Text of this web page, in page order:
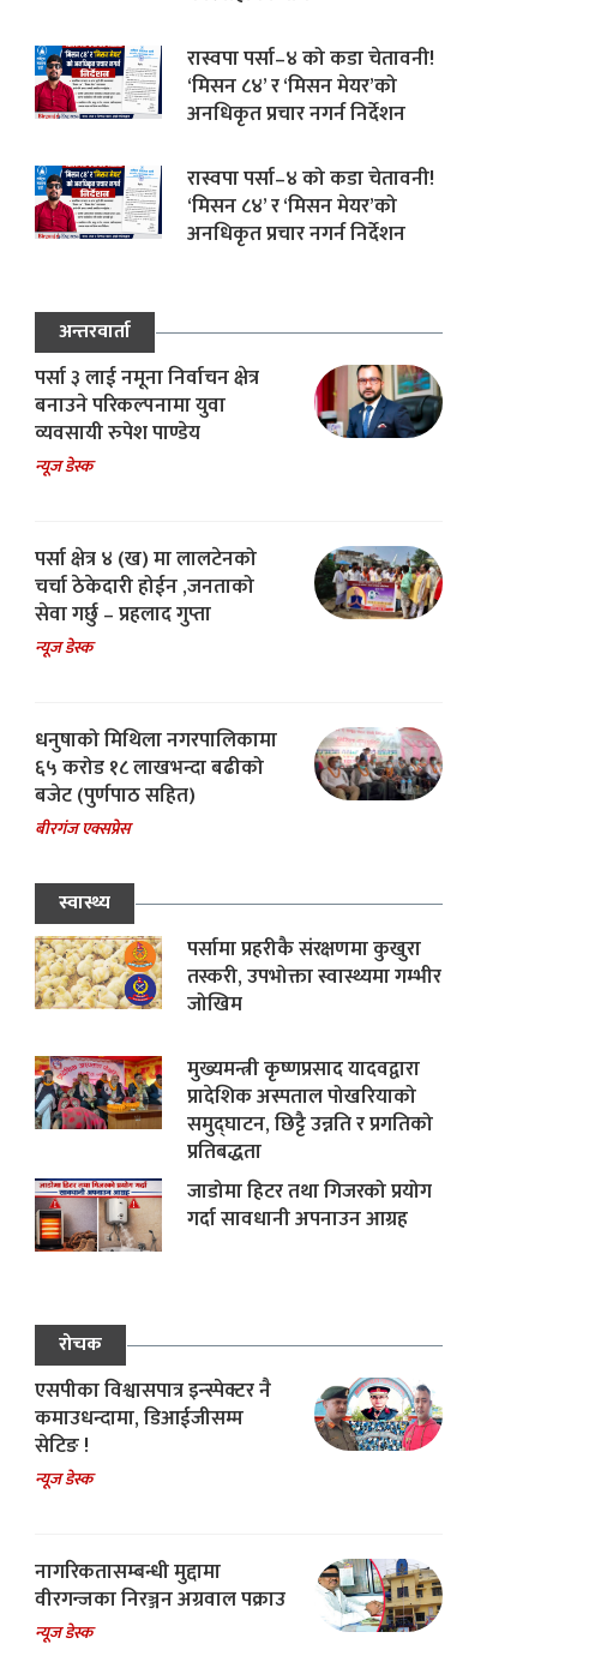
रास्वपा पर्सा–४ को कडा चेतावनी!
‘मिसन ८४’ र ‘मिसन मेयर’को
अनधिकृत प्रचार नगर्न निर्देशन
रास्वपा पर्सा–४ को कडा चेतावनी!
‘मिसन ८४’ र ‘मिसन मेयर’को
अनधिकृत प्रचार नगर्न निर्देशन
अन्तरवार्ता
पर्सा ३ लाई नमूना निर्वाचन क्षेत्र
बनाउने परिकल्पनामा युवा
व्यवसायी रुपेश पाण्डेय
न्यूज डेस्क
पर्सा क्षेत्र ४ (ख) मा लालटेनको
चर्चा ठेकेदारी होईन ,जनताको
सेवा गर्छु – प्रहलाद गुप्ता
न्यूज डेस्क
धनुषाको मिथिला नगरपालिकामा
६५ करोड १८ लाखभन्दा बढीको
बजेट (पुर्णपाठ सहित)
बीरगंज एक्सप्रेस
स्वास्थ्य
पर्सामा प्रहरीकै संरक्षणमा कुखुरा
तस्करी, उपभोक्ता स्वास्थ्यमा गम्भीर
जोखिम
मुख्यमन्त्री कृष्णप्रसाद यादवद्वारा
प्रादेशिक अस्पताल पोखरियाको
समुद्घाटन, छिट्टै उन्नति र प्रगतिको
प्रतिबद्धता
जाडोमा हिटर तथा गिजरको प्रयोग
गर्दा सावधानी अपनाउन आग्रह
रोचक
एसपीका विश्वासपात्र इन्स्पेक्टर नै
कमाउधन्दामा, डिआईजीसम्म
सेटिङ !
न्यूज डेस्क
नागरिकतासम्बन्धी मुद्दामा
वीरगन्जका निरञ्जन अग्रवाल पक्राउ
न्यूज डेस्क